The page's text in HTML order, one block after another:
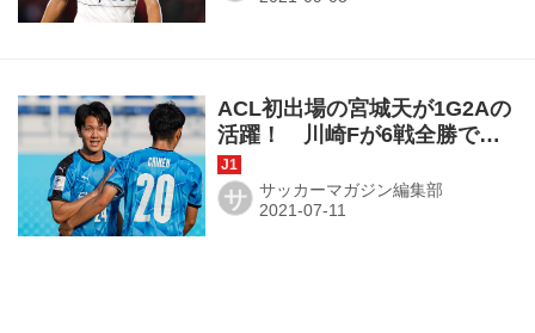
ACL初出場の宮城天が1G2Aの
活躍！ 川崎Fが6戦全勝で完
璧突破を達成！◎ACL第6節
サ サッカーマガジン編集部